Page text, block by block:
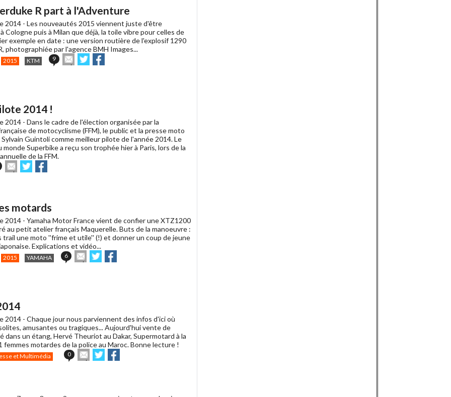
R part à l'Adventure
2014 - Les nouveautés 2015 viennent juste d'être
Cologne puis à Milan que déjà, la toile vibre pour celles de
exemple en date : une version routière de l'explosif 1290
photographiée par l'agence BMH Images...
2015 KTM 9
Envoyer
cet
Partager
sur sur
2014 !
2014 - Dans le cadre de l'élection organisée par la
de motocyclisme (FFM), le public et la presse moto
Guintoli comme meilleur pilote de l'année 2014. Le
monde Superbike a reçu son trophée hier à Paris, lors de la
de la FFM.
Envoyer
cet
ami
Partager
sur sur
motards
2014 - Yamaha Motor France vient de confier une XTZ1200
au petit atelier français Maquerelle. Buts de la manoeuvre :
trail une moto ''frime et utile'' (!) et donner un coup de jeune
Explications et vidéo...
2015 YAMAHA 6
Envoyer
cet
Partager
sur sur
2014 - Chaque jour nous parviennent des infos d'ici où
amusantes ou tragiques... Aujourd'hui vente de
dans un étang, Hervé Theuriot au Dakar, Supermotard à la
femmes motardes de la police au Maroc. Bonne lecture !
et Multimédia 0
Envoyer
cet
Partager
sur sur